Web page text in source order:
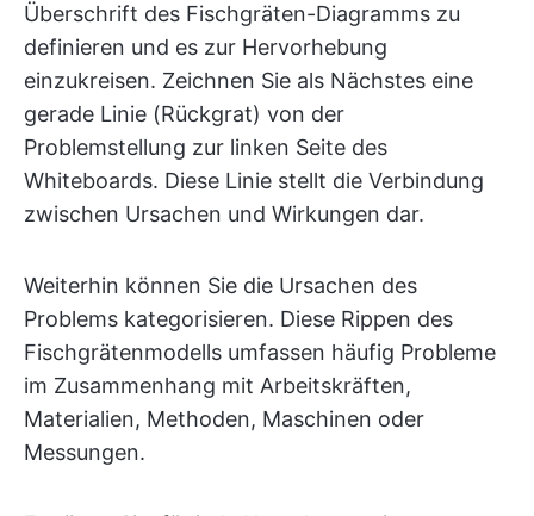
Überschrift des Fischgräten-Diagramms zu
definieren und es zur Hervorhebung
einzukreisen. Zeichnen Sie als Nächstes eine
gerade Linie (Rückgrat) von der
Problemstellung zur linken Seite des
Whiteboards. Diese Linie stellt die Verbindung
zwischen Ursachen und Wirkungen dar.
Weiterhin können Sie die Ursachen des
Problems kategorisieren. Diese Rippen des
Fischgrätenmodells umfassen häufig Probleme
im Zusammenhang mit Arbeitskräften,
Materialien, Methoden, Maschinen oder
Messungen.